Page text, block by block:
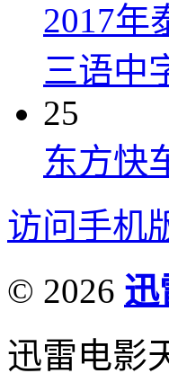
2017年
三语中
25
东方快
访问手机
© 2026 迅
迅雷电影